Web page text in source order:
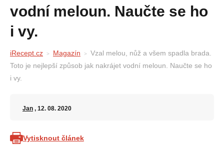
vodní meloun. Naučte se ho
i vy.
iRecept.cz Magazín
Vzal melou, nůž a všem spadla brada.
Toto je nejlepší způsob jak nakrájet vodní meloun. Naučte se ho
i vy.
Jan , 12. 08. 2020
Vytisknout článek